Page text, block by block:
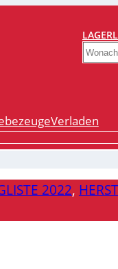
Search
Verladen
2022,